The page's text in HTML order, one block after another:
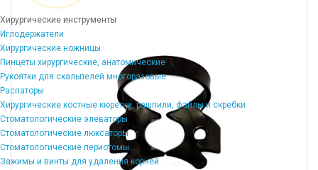
Хирургические инструменты
Иглодержатели
Хирургические ножницы
Пинцеты хирургические, анатомические
Рукоятки для скальпелей многоразовые
Распаторы
Хирургические костные кюретки, рашпили, файлы и скребки
Стоматологические элеваторы
Стоматологические люксаторы
Стоматологические периотомы
Зажимы и винты для удаления корней